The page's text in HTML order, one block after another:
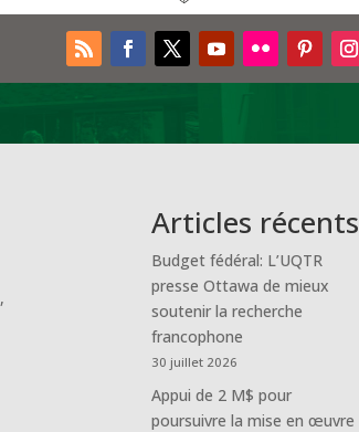
,
Articles récents
Budget fédéral: L’UQTR
presse Ottawa de mieux
soutenir la recherche
francophone
30 juillet 2026
Appui de 2 M$ pour
poursuivre la mise en œuvre